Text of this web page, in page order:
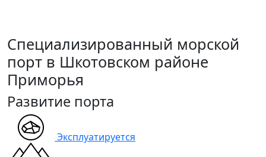
Специализированный морской
порт в Шкотовском районе
Приморья
Развитие порта
Эксплуатируется